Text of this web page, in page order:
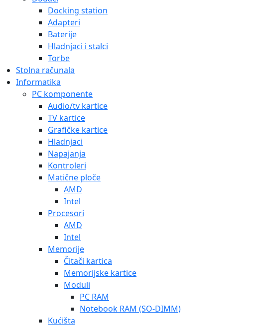
Docking station
Adapteri
Baterije
Hladnjaci i stalci
Torbe
Stolna računala
Informatika
PC komponente
Audio/tv kartice
TV kartice
Grafičke kartice
Hladnjaci
Napajanja
Kontroleri
Matične ploče
AMD
Intel
Procesori
AMD
Intel
Memorije
Čitači kartica
Memorijske kartice
Moduli
PC RAM
Notebook RAM (SO-DIMM)
Kućišta